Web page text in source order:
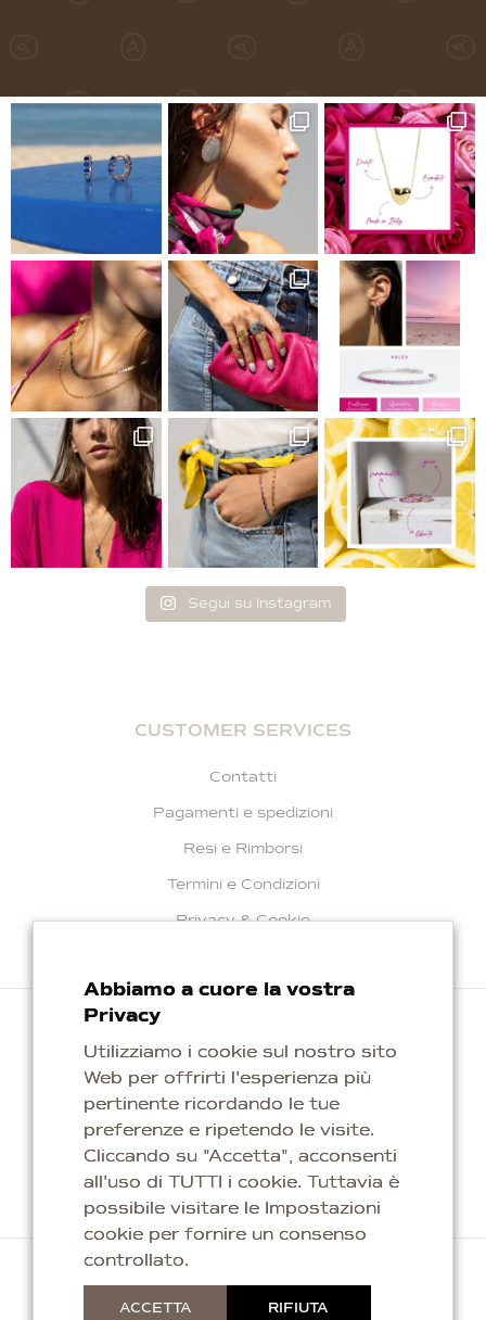
Segui su Instagram
CUSTOMER SERVICES
Contatti
Pagamenti e spedizioni
Resi e Rimborsi
Termini e Condizioni
Privacy & Cookie
Repubblica di San Marino
info@kaleagioielli.com
Copyright © 2026 Titan Silver & Gold S.p.a. Tutti i
Abbiamo a cuore la vostra
Privacy
Utilizziamo i cookie sul nostro sito
Web per offrirti l'esperienza più
pertinente ricordando le tue
preferenze e ripetendo le visite.
Cliccando su "Accetta", acconsenti
all'uso di TUTTI i cookie. Tuttavia è
possibile visitare le Impostazioni
cookie per fornire un consenso
controllato.
ACCETTA RIFIUTA